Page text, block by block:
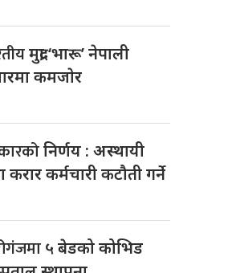
मुद्रा ‘भारू’ नेपाली
कमजाेर
निर्णय : अस्थायी
करार कर्मचारी कटौती गर्ने
५ बेडको कोभिड